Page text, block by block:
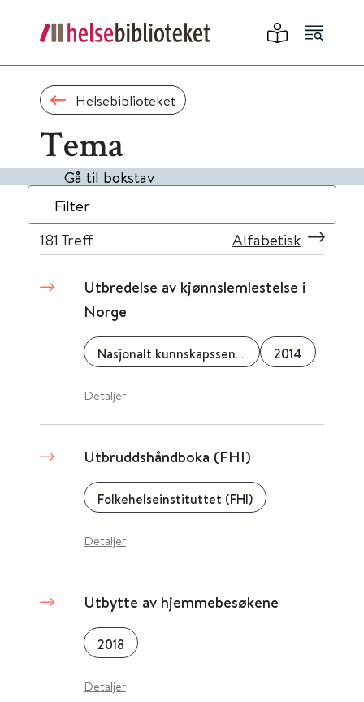
Helsebiblioteket
Tema
Gå til bokstav
Filter
181 Treff Alfabetisk
Utbredelse av kjønnslemlestelse i
Norge
Nasjonalt kunnskapssenter om vold og traumatisk stress 2014
Detaljer
Utbruddshåndboka (FHI)
Folkehelseinstituttet (FHI)
Detaljer
Utbytte av hjemmebesøkene
2018
Detaljer